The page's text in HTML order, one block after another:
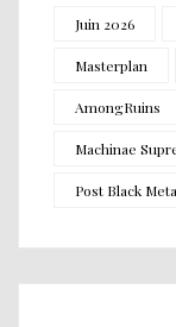
Juin 2026
Masterplan
AmongRuins
Machinae
Post Black